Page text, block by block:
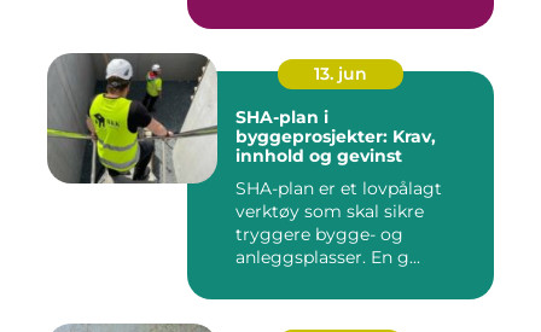
13. jun
SHA-plan i
byggeprosjekter: Krav,
innhold og gevinst
SHA-plan er et lovpålagt
verktøy som skal sikre
tryggere bygge- og
anleggsplasser. En g...